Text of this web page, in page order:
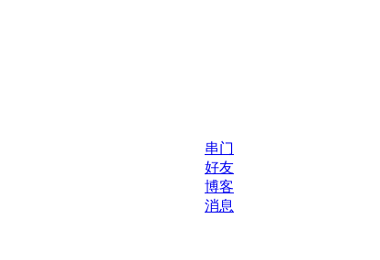
串门
好友
博客
消息